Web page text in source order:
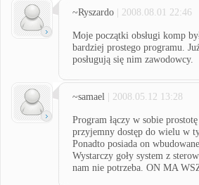
~Ryszardo | 2008.08.01 22:46
Moje początki obsługi komp
bardziej prostego programu.
posługują się nim zawodowcy.
~samael | 2008.05.12 13:28
Program łączy w sobie
przyjemny dostęp do wielu w
Ponadto posiada on
Wystarczy goły system z
nam nie potrzeba. ON MA